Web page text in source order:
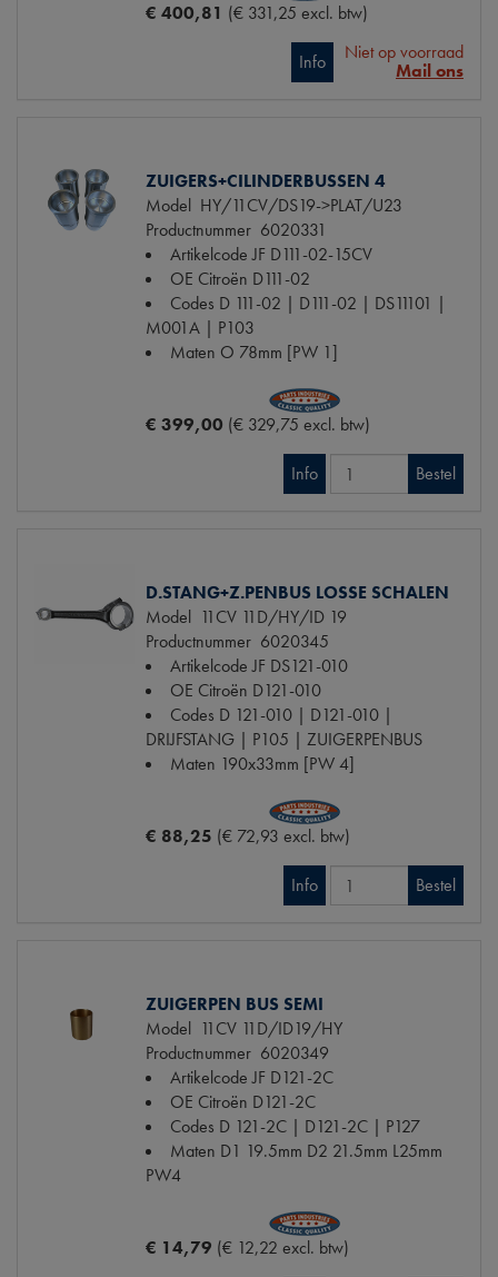
€ 400,81 (€ 331,25 excl. btw)
Info
Niet op voorraad
Mail ons
ZUIGERS+CILINDERBUSSEN 4
Model HY/11CV/DS19->PLAT/U23
Productnummer 6020331
Artikelcode JF D111-02-15CV
OE Citroën D111-02
Codes D 111-02 | D111-02 | DS11101 |
M001A | P103
Maten O 78mm [PW 1]
€ 399,00 (€ 329,75 excl. btw)
Info Bestel
D.STANG+Z.PENBUS LOSSE SCHALEN
Model 11CV 11D/HY/ID 19
Productnummer 6020345
Artikelcode JF DS121-010
OE Citroën D121-010
Codes D 121-010 | D121-010 |
DRIJFSTANG | P105 | ZUIGERPENBUS
Maten 190x33mm [PW 4]
€ 88,25 (€ 72,93 excl. btw)
Info Bestel
ZUIGERPEN BUS SEMI
Model 11CV 11D/ID19/HY
Productnummer 6020349
Artikelcode JF D121-2C
OE Citroën D121-2C
Codes D 121-2C | D121-2C | P127
Maten D1 19.5mm D2 21.5mm L25mm
PW4
€ 14,79 (€ 12,22 excl. btw)